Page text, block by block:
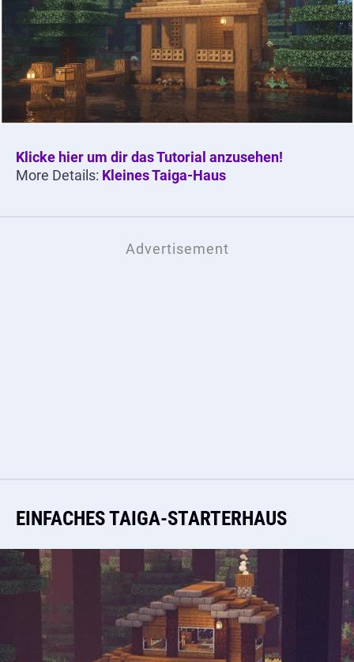
Klicke hier um dir das Tutorial anzusehen!
More Details: Kleines Taiga-Haus
EINFACHES TAIGA-STARTERHAUS